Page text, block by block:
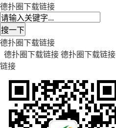
德扑圈下载链接
德扑圈下载链接
德扑圈下载链接 德扑圈下载链接
链接